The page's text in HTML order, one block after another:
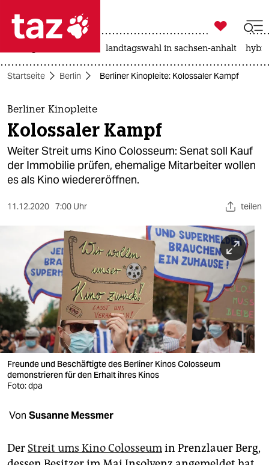
 taz zahl ich
taz zahl ich
themen
politik
öko
berlin
nord
wahrheit
verlag
verlag
shop
fragen & hilfe

taz zahl ich
landtagswahl in sachsen-anhalt
Startseite Berlin Berliner Kinopleite: Kolossaler Kampf
Berliner Kinopleite
Kolossaler Kampf
Weiter Streit ums Kino Colosseum: Senat soll Kauf
der Immobilie prüfen, ehemalige Mitarbeiter wollen
es als Kino wiedereröffnen.
11.12.2020 7:00 Uhr teilen
Freunde und Beschäftigte des Berliner Kinos Colosseum
demonstrieren für den Erhalt ihres Kinos
Foto: dpa
Von Susanne Messmer
Der Streit ums Kino Colosseumin Prenzlauer Berg,